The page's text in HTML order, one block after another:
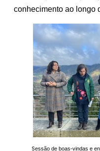
conhecimento ao longo
Sessão de boas-vindas e